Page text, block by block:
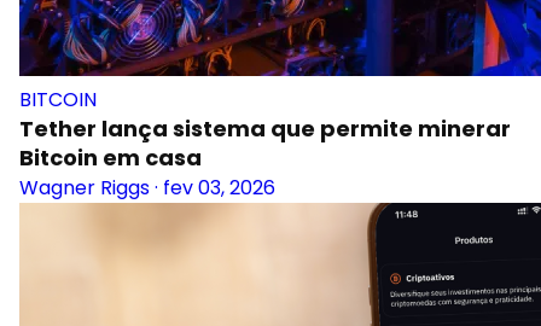
BITCOIN
Tether lança sistema que permite minerar
Bitcoin em casa
Wagner Riggs· fev 03, 2026